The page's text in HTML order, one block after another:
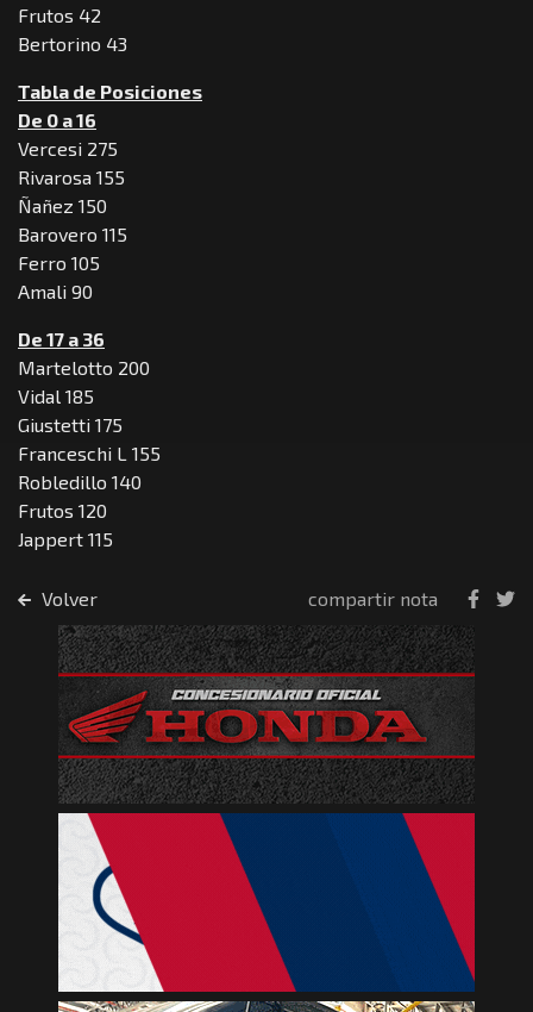
Frutos 42
Bertorino 43
Tabla de Posiciones
De 0 a 16
Vercesi 275
Rivarosa 155
Ñañez 150
Barovero 115
Ferro 105
Amali 90
De 17 a 36
Martelotto 200
Vidal 185
Giustetti 175
Franceschi L 155
Robledillo 140
Frutos 120
Jappert 115
Volver compartir nota